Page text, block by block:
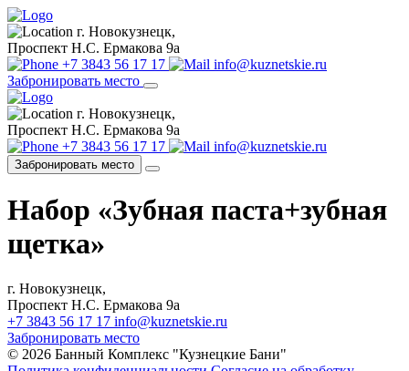
г. Новокузнецк,
Проспект Н.С. Ермакова 9а
+7 3843 56 17 17
info@kuznetskie.ru
Забронировать место
г. Новокузнецк,
Проспект Н.С. Ермакова 9а
+7 3843 56 17 17
info@kuznetskie.ru
Забронировать место
Набор «Зубная паста+зубная
щетка»
г. Новокузнецк,
Проспект Н.С. Ермакова 9а
+7 3843 56 17 17 info@kuznetskie.ru
Забронировать место
© 2026 Банный Комплекс "Кузнецкие Бани"